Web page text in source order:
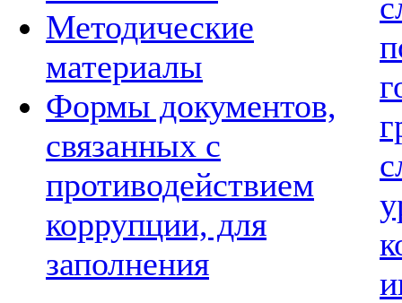
Методические
материалы
Формы документов,
связанных с
противодействием
коррупции, для
заполнения